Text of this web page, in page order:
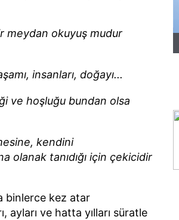
meydan okuyuş mudur
insanları, doğayı...
ve hoşluğu bundan olsa
kendini
olanak tanıdığı için çekicidir
binlerce kez atar
ve hatta yılları süratle